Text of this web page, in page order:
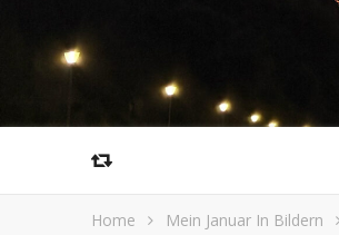
Home Mein Januar In Bildern